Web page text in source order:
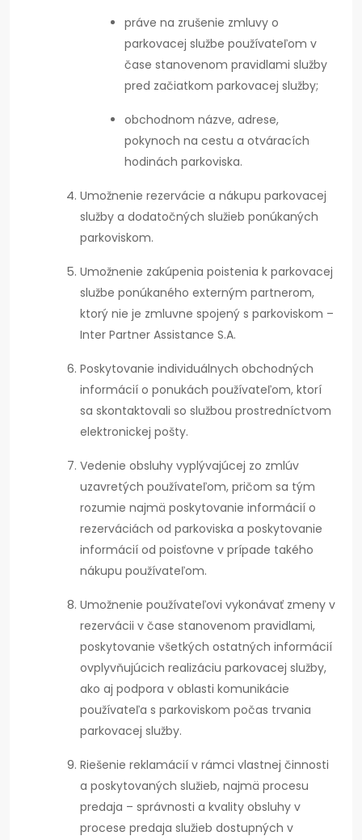
práve na zrušenie zmluvy o
parkovacej službe používateľom v
čase stanovenom pravidlami služby
pred začiatkom parkovacej služby;
obchodnom názve, adrese,
pokynoch na cestu a otváracích
hodinách parkoviska.
Umožnenie rezervácie a nákupu parkovacej
služby a dodatočných služieb ponúkaných
parkoviskom.
Umožnenie zakúpenia poistenia k parkovacej
službe ponúkaného externým partnerom,
ktorý nie je zmluvne spojený s parkoviskom –
Inter Partner Assistance S.A.
Poskytovanie individuálnych obchodných
informácií o ponukách používateľom, ktorí
sa skontaktovali so službou prostredníctvom
elektronickej pošty.
Vedenie obsluhy vyplývajúcej zo zmlúv
uzavretých používateľom, pričom sa tým
rozumie najmä poskytovanie informácií o
rezerváciách od parkoviska a poskytovanie
informácií od poisťovne v prípade takého
nákupu používateľom.
Umožnenie používateľovi vykonávať zmeny v
rezervácii v čase stanovenom pravidlami,
poskytovanie všetkých ostatných informácií
ovplyvňujúcich realizáciu parkovacej služby,
ako aj podpora v oblasti komunikácie
používateľa s parkoviskom počas trvania
parkovacej služby.
Riešenie reklamácií v rámci vlastnej činnosti
a poskytovaných služieb, najmä procesu
predaja – správnosti a kvality obsluhy v
procese predaja služieb dostupných v